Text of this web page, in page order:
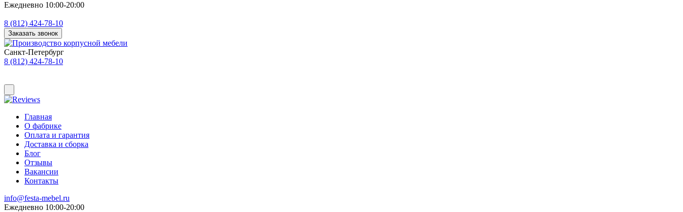
Ежедневно 10:00-20:00
8 (812) 424-78-10
Заказать звонок
Санкт-Петербург
8 (812) 424-78-10
Главная
О фабрике
Оплата и гарантия
Доставка и сборка
Блог
Отзывы
Вакансии
Контакты
info@festa-mebel.ru
Ежедневно 10:00-20:00